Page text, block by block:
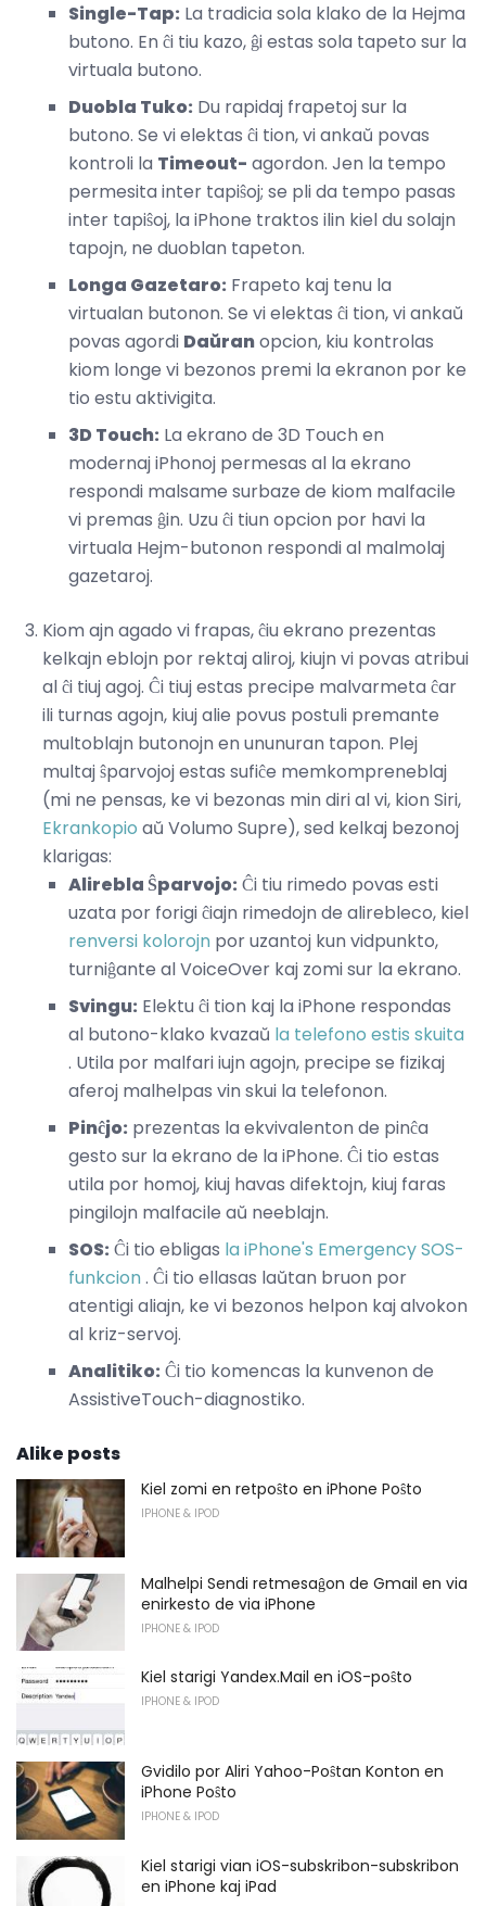
Single-Tap: La tradicia sola klako de la Hejma
butono. En ĉi tiu kazo, ĝi estas sola tapeto sur la
virtuala butono.
Duobla Tuko: Du rapidaj frapetoj sur la
butono. Se vi elektas ĉi tion, vi ankaŭ povas
kontroli la Timeout- agordon. Jen la tempo
permesita inter tapiŝoj; se pli da tempo pasas
inter tapiŝoj, la iPhone traktos ilin kiel du solajn
tapojn, ne duoblan tapeton.
Longa Gazetaro: Frapeto kaj tenu la
virtualan butonon. Se vi elektas ĉi tion, vi ankaŭ
povas agordi Daŭranopcion, kiu kontrolas
kiom longe vi bezonos premi la ekranon por ke
tio estu aktivigita.
3D Touch: La ekrano de 3D Touch en
modernaj iPhonoj permesas al la ekrano
respondi malsame surbaze de kiom malfacile
vi premas ĝin. Uzu ĉi tiun opcion por havi la
virtuala Hejm-butonon respondi al malmolaj
gazetaroj.
Kiom ajn agado vi frapas, ĉiu ekrano prezentas
kelkajn eblojn por rektaj aliroj, kiujn vi povas atribui
al ĉi tiuj agoj. Ĉi tiuj estas precipe malvarmeta ĉar
ili turnas agojn, kiuj alie povus postuli premante
multoblajn butonojn en ununuran tapon. Plej
multaj ŝparvojoj estas sufiĉe memkompreneblaj
(mi ne pensas, ke vi bezonas min diri al vi, kion Siri,
Ekrankopio aŭ Volumo Supre), sed kelkaj bezonoj
klarigas:
Alirebla Ŝparvojo: Ĉi tiu rimedo povas esti
uzata por forigi ĉiajn rimedojn de alirebleco, kiel
renversi kolorojn por uzantoj kun vidpunkto,
turniĝante al VoiceOver kaj zomi sur la ekrano.
Svingu: Elektu ĉi tion kaj la iPhone respondas
al butono-klako kvazaŭ la telefono estis skuita
. Utila por malfari iujn agojn, precipe se fizikaj
aferoj malhelpas vin skui la telefonon.
Pinĉjo: prezentas la ekvivalenton de pinĉa
gesto sur la ekrano de la iPhone. Ĉi tio estas
utila por homoj, kiuj havas difektojn, kiuj faras
pingilojn malfacile aŭ neeblajn.
SOS: Ĉi tio ebligas la iPhone's Emergency SOS-
funkcion. Ĉi tio ellasas laŭtan bruon por
atentigi aliajn, ke vi bezonos helpon kaj alvokon
al kriz-servoj.
Analitiko: Ĉi tio komencas la kunvenon de
AssistiveTouch-diagnostiko.
Alike posts
Kiel zomi en retpoŝto en iPhone Poŝto
IPHONE & IPOD
Malhelpi Sendi retmesaĝon de Gmail en via
enirkesto de via iPhone
IPHONE & IPOD
Kiel starigi Yandex.Mail en iOS-poŝto
IPHONE & IPOD
Gvidilo por Aliri Yahoo-Poŝtan Konton en
iPhone Poŝto
IPHONE & IPOD
Kiel starigi vian iOS-subskribon-subskribon
en iPhone kaj iPad